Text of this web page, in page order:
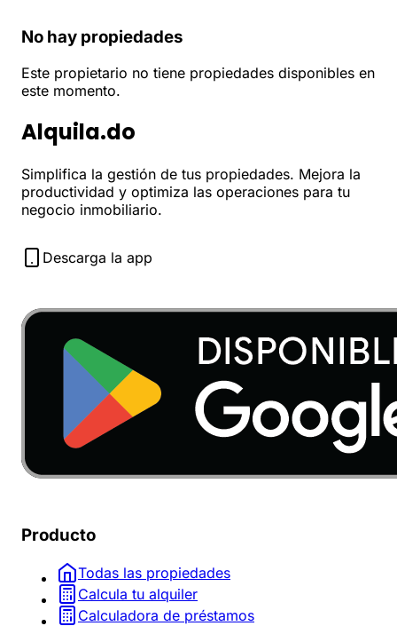
No hay propiedades
Este propietario no tiene propiedades disponibles en
este momento.
Alquila.do
Simplifica la gestión de tus propiedades. Mejora la
productividad y optimiza las operaciones para tu
negocio inmobiliario.
Descarga la app
Producto
Todas las propiedades
Calcula tu alquiler
Calculadora de préstamos